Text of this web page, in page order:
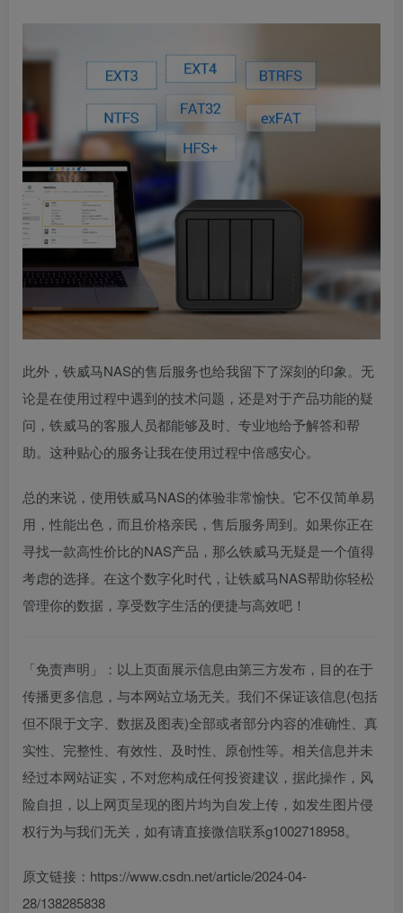
此外，铁威马NAS的售后服务也给我留下了深刻的印象。无
论是在使用过程中遇到的技术问题，还是对于产品功能的疑
问，铁威马的客服人员都能够及时、专业地给予解答和帮
助。这种贴心的服务让我在使用过程中倍感安心。
总的来说，使用铁威马NAS的体验非常愉快。它不仅简单易
用，性能出色，而且价格亲民，售后服务周到。如果你正在
寻找一款高性价比的NAS产品，那么铁威马无疑是一个值得
考虑的选择。在这个数字化时代，让铁威马NAS帮助你轻松
管理你的数据，享受数字生活的便捷与高效吧！
「免责声明」：以上页面展示信息由第三方发布，目的在于
传播更多信息，与本网站立场无关。我们不保证该信息(包括
但不限于文字、数据及图表)全部或者部分内容的准确性、真
实性、完整性、有效性、及时性、原创性等。相关信息并未
经过本网站证实，不对您构成任何投资建议，据此操作，风
险自担，以上网页呈现的图片均为自发上传，如发生图片侵
权行为与我们无关，如有请直接微信联系g1002718958。
原文链接：https://www.csdn.net/article/2024-04-
28/138285838